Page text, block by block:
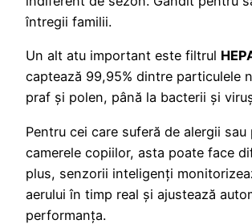
întregii familii.
Un alt atu important este filtrul
captează 99,95% dintre particulele
praf și polen, până la bacterii și
Pentru cei care suferă de alergii sau
camerele copiilor, asta poate face
plus, senzorii inteligenți
aerului în timp real și ajustează
performanța.